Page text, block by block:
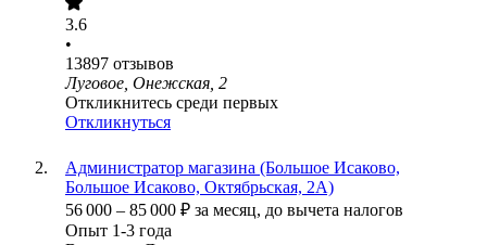
3.6
•
13897 отзывов
Луговое, Онежская, 2
Откликнитесь среди первых
Откликнуться
Администратор магазина (Большое Исаково,
Большое Исаково, Октябрьская, 2А)
56 000 – 85 000 ₽ за месяц, до вычета налогов
Опыт 1-3 года